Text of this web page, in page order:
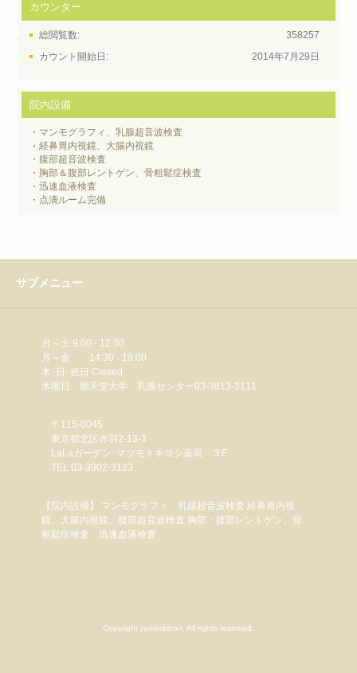
カウンター
358257
総閲覧数:
2014年7月29日
カウント開始日:
院内設備
・マンモグラフィ、乳腺超音波検査
・経鼻胃内視鏡、大腸内視鏡
・腹部超音波検査
・胸部＆腹部レントゲン、骨粗鬆症検査
・迅速血液検査
・点滴ルーム完備
サブメニュー
月～土 9:00 - 12:30
月～金 14:30 - 19:00
木･日･祝日 Closed
木曜日 順天堂大学 乳腺センター03-3813-3111
〒115-0045
東京都北区赤羽2-13-3
LaLaガーデン･マツモトキヨシ薬局 ３F
TEL 03-3902-3123
【院内設備】 マンモグラフィ、乳腺超音波検査 経鼻胃内視
鏡、大腸内視鏡、腹部超音波検査 胸部・腹部レントゲン、骨
粗鬆症検査、迅速血液検査
Copyright j-pinkribbon, All rights reserved.